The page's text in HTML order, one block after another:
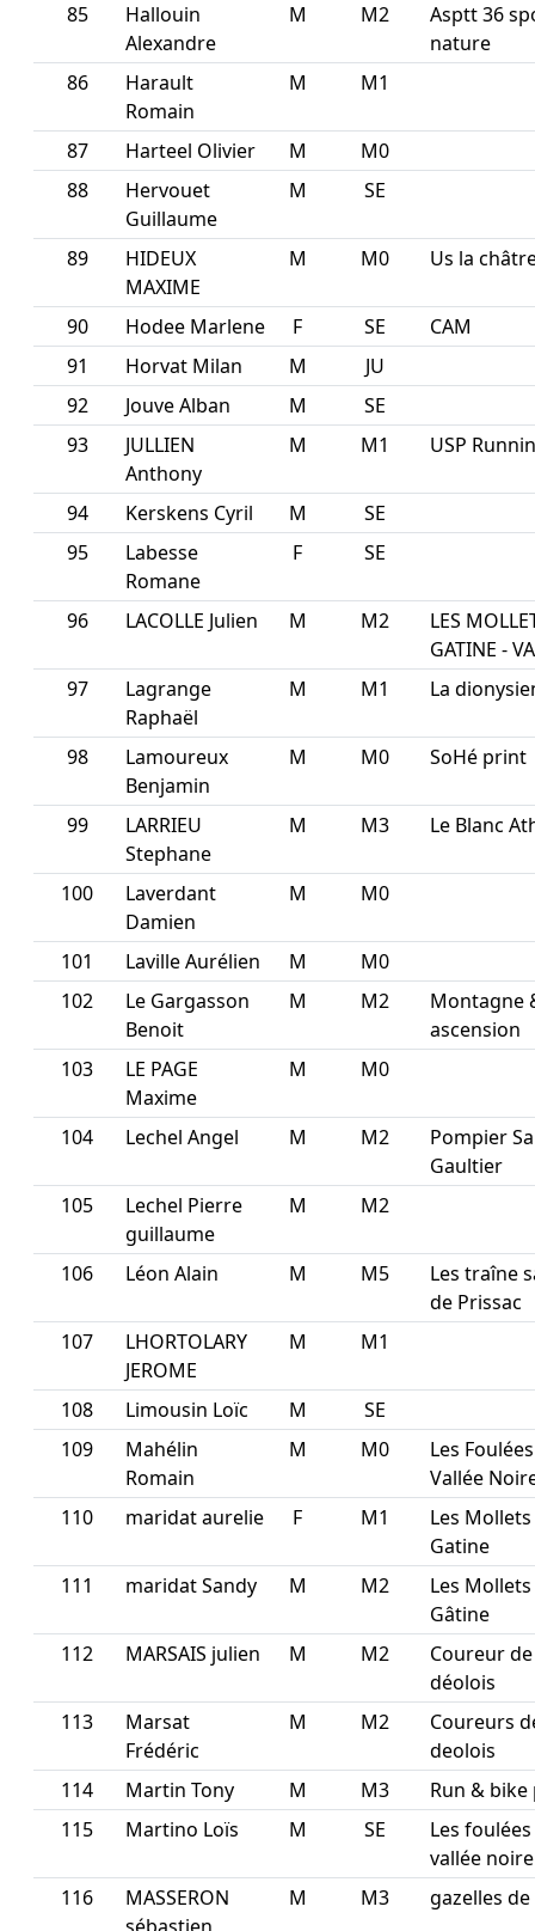
85
Hallouin
Alexandre
M M2
Asptt 36
nature
86
Harault
Romain
M M1
87 Harteel Olivier M
M0
88
Hervouet
Guillaume
M SE
89
HIDEUX
MAXIME
M M0 Us la
90 Hodee Marlene F SE
CAM
91
Horvat Milan M
JU
92
Jouve Alban M
SE
93
JULLIEN
Anthony
M M1 USP
94 Kerskens Cyril M
SE
95
Labesse
Romane
F SE
96 LACOLLE Julien M M2
LES
GATINE -
97
Lagrange
Raphaël
M M1 La
98
Lamoureux
Benjamin
M M0 SoHé print
99
LARRIEU
Stephane
M M3 Le Blanc
100
Laverdant
Damien
M M0
101 Laville Aurélien M
M0
102
Le Gargasson
Benoit
M M2
Montagne
ascension
103
LE PAGE
Maxime
M M0
104 Lechel Angel M M2
Pompier
Gaultier
105
Lechel Pierre
guillaume
M M2
106 Léon Alain M M5
Les traîne
de Prissac
107
LHORTOLARY
JEROME
M M1
108 Limousin Loïc M
SE
109
Mahélin
Romain
M M0
Les
Vallée
110
maridat aurelie F M1
Les
Gatine
111
maridat Sandy M M2
Les
Gâtine
112
MARSAIS julien M M2
Coureur
déolois
113
Marsat
Frédéric
M M2
Coureurs
deolois
114
Martin Tony M M3
Run & bike
115
Martino Loïs M SE
Les
vallée noire
116
MASSERON
M M3 gazelles